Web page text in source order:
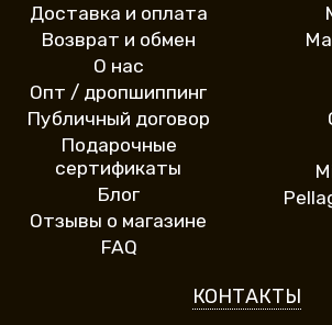
Доставка и оплата
Возврат и обмен
О нас
Опт / дропшиппинг
Публичный договор
Подарочные
сертификаты
Блог
Отзывы о магазине
FAQ
КОНТАКТЫ